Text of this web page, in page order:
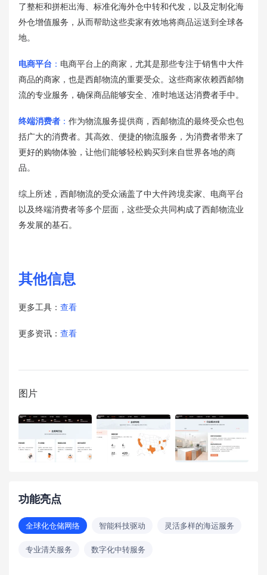
了整柜和拼柜出海、标准化海外仓中转和代发，以及定制化海
外仓增值服务，从而帮助这些卖家有效地将商品运送到全球各
地。
电商平台 ： 电商平台上的商家，尤其是那些专注于销售中大件
商品的商家，也是西邮物流的重要受众。这些商家依赖西邮物
流的专业服务，确保商品能够安全、准时地送达消费者手中。
终端消费者 ： 作为物流服务提供商，西邮物流的最终受众也包
括广大的消费者。其高效、便捷的物流服务，为消费者带来了
更好的购物体验，让他们能够轻松购买到来自世界各地的商
品。
综上所述，西邮物流的受众涵盖了中大件跨境卖家、电商平台
以及终端消费者等多个层面，这些受众共同构成了西邮物流业
务发展的基石。
其他信息
更多工具： 查看
更多资讯： 查看
图片
功能亮点
全球化仓储网络 智能科技驱动 灵活多样的海运服务
专业清关服务 数字化中转服务